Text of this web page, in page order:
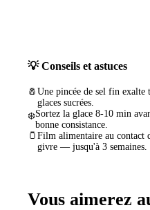
💡 Conseils et astuces
🧂 Une pincée de sel fin exalte
glaces sucrées.
❄️Sortez la glace 8-10 min
bonne consistance.
🫙 Film alimentaire au contact
givre — jusqu'à 3 semaines.
Vous aimerez